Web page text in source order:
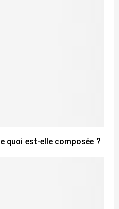
quoi est-elle composée ?